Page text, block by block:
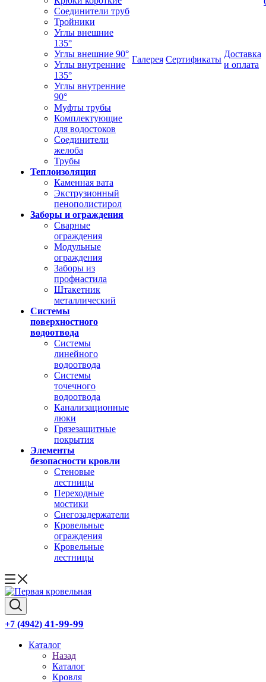
Соединители труб
Тройники
Углы внешние
135°
Углы внешние 90°
Углы внутренние
135°
Углы внутренние
90°
Муфты трубы
Комплектующие
для водостоков
Соединители
желоба
Трубы
Теплоизоляция
Каменная вата
Экструзионный
пенополистирол
Заборы и ограждения
Сварные
ограждения
Модульные
ограждения
Заборы из
профнастила
Штакетник
металлический
Системы
поверхностного
водоотвода
Системы
линейного
водоотвода
Системы
точечного
водоотвода
Канализационные
люки
Грязезащитные
покрытия
Элементы
безопасности кровли
Стеновые
лестницы
Переходные
мостики
Снегозадержатели
Кровельные
ограждения
Кровельные
лестницы
Галерея Сертификаты
Доставка
и оплата
+7 (4942) 41-99-99
Каталог
Назад
Каталог
Кровля